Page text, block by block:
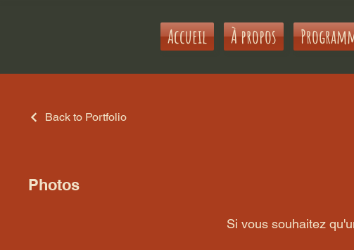
Accueil À propos
Back to Portfolio
Photos
Si vous souhaitez